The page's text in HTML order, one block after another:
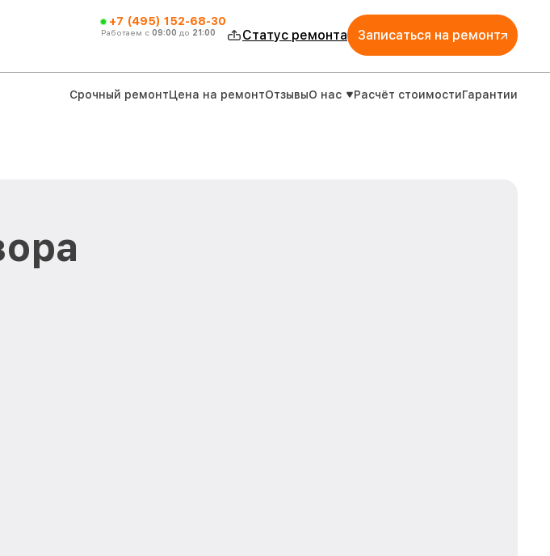
+7 (495) 152-68-30
Работаем с 09:00 до 21:00 Статус ремонта Записаться на ремонт
Срочный ремонтЦена на ремонтОтзывыО нас Расчёт стоимостиГарантии